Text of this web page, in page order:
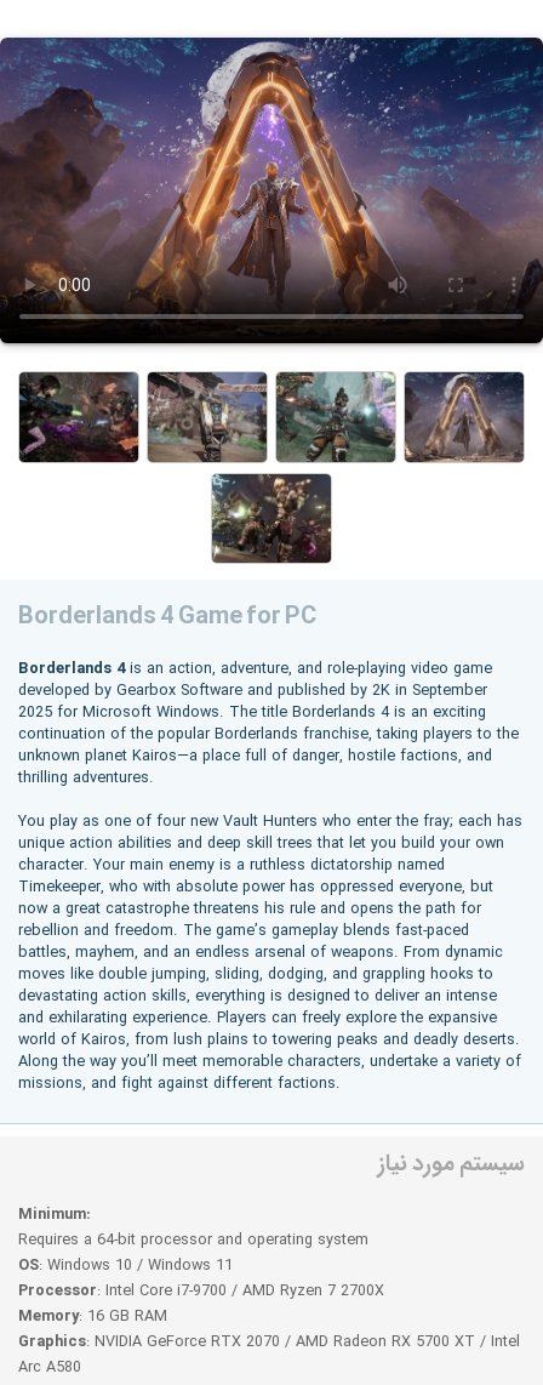
Borderlands 4 Game for PC
Borderlands 4is an action, adventure, and role-playing video game
developed by Gearbox Software and published by 2K in September
2025 for Microsoft Windows. The title Borderlands 4 is an exciting
continuation of the popular Borderlands franchise, taking players to the
unknown planet Kairos—a place full of danger, hostile factions, and
thrilling adventures.
You play as one of four new Vault Hunters who enter the fray; each has
unique action abilities and deep skill trees that let you build your own
character. Your main enemy is a ruthless dictatorship named
Timekeeper, who with absolute power has oppressed everyone, but
now a great catastrophe threatens his rule and opens the path for
rebellion and freedom. The game’s gameplay blends fast-paced
battles, mayhem, and an endless arsenal of weapons. From dynamic
moves like double jumping, sliding, dodging, and grappling hooks to
devastating action skills, everything is designed to deliver an intense
and exhilarating experience. Players can freely explore the expansive
world of Kairos, from lush plains to towering peaks and deadly deserts.
Along the way you’ll meet memorable characters, undertake a variety of
missions, and fight against different factions.
سیستم مورد نیاز
Minimum:
Requires a 64-bit processor and operating system
OS: Windows 10 / Windows 11
Processor: Intel Core i7-9700 / AMD Ryzen 7 2700X
Memory: 16 GB RAM
Graphics: NVIDIA GeForce RTX 2070 / AMD Radeon RX 5700 XT / Intel
Arc A580